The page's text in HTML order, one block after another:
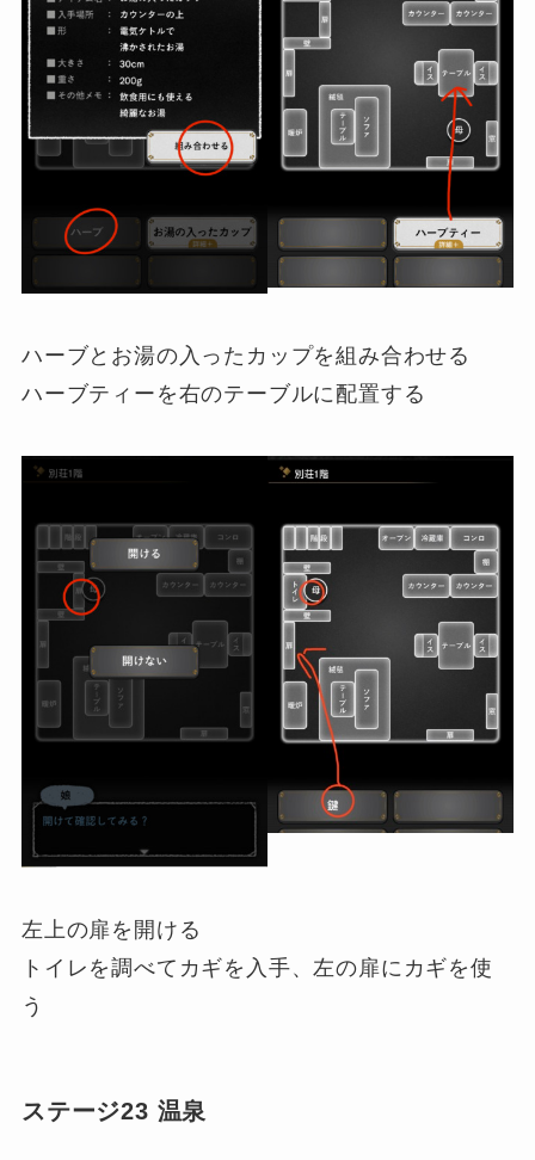
ハーブとお湯の入ったカップを組み合わせる
ハーブティーを右のテーブルに配置する
左上の扉を開ける
トイレを調べてカギを入手、左の扉にカギを使
う
ステージ23 温泉